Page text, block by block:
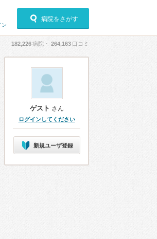
ン
病院をさがす
182,226病院・ 264,163 口コミ
ゲスト さん
ログインしてください
新規ユーザ登録